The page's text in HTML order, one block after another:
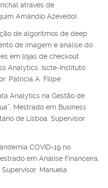
através de
Amândio Azevedo).
de algoritmos de deep
de imagem e análise do
em lojas de checkout
Analytics. Iscte-Instituto
Patrícia A. Filipe
Analytics na Gestão de
Mestrado em Business
de Lisboa. Supervisor:
COVID-19 no
em Análise Financeira,
Manuela